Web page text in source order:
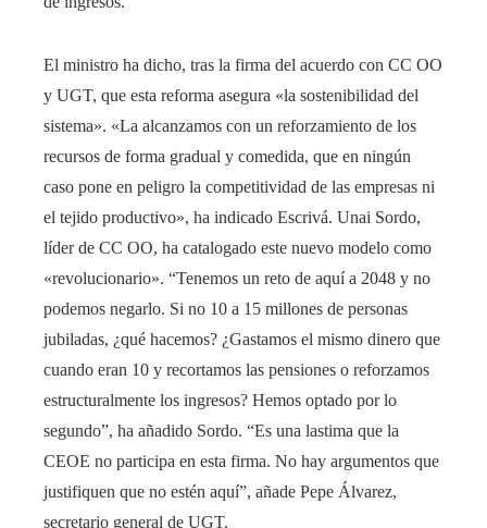
El ministro ha dicho, tras la firma del acuerdo con CC OO
y UGT, que esta reforma asegura «la sostenibilidad del
sistema». «La alcanzamos con un reforzamiento de los
recursos de forma gradual y comedida, que en ningún
caso pone en peligro la competitividad de las empresas ni
el tejido productivo», ha indicado Escrivá. Unai Sordo,
líder de CC OO, ha catalogado este nuevo modelo como
«revolucionario». “Tenemos un reto de aquí a 2048 y no
podemos negarlo. Si no 10 a 15 millones de personas
jubiladas, ¿qué hacemos? ¿Gastamos el mismo dinero que
cuando eran 10 y recortamos las pensiones o reforzamos
estructuralmente los ingresos? Hemos optado por lo
segundo”, ha añadido Sordo. “Es una lastima que la
CEOE no participa en esta firma. No hay argumentos que
justifiquen que no estén aquí”, añade Pepe Álvarez,
secretario general de UGT.